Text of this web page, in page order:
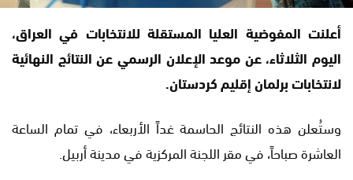
أعلنت المفوضية العليا المستقلة للانتخابات في العراق،
اليوم الثلاثاء، عن موعد الإعلان الرسمي عن النتائج النهائية
لانتخابات برلمان إقليم كردستان.
وستُعلن هذه النتائج الحاسمة غداً الأربعاء، في تمام الساعة
العاشرة صباحاً، في مقر اللجنة المركزية في مدينة أربيل.